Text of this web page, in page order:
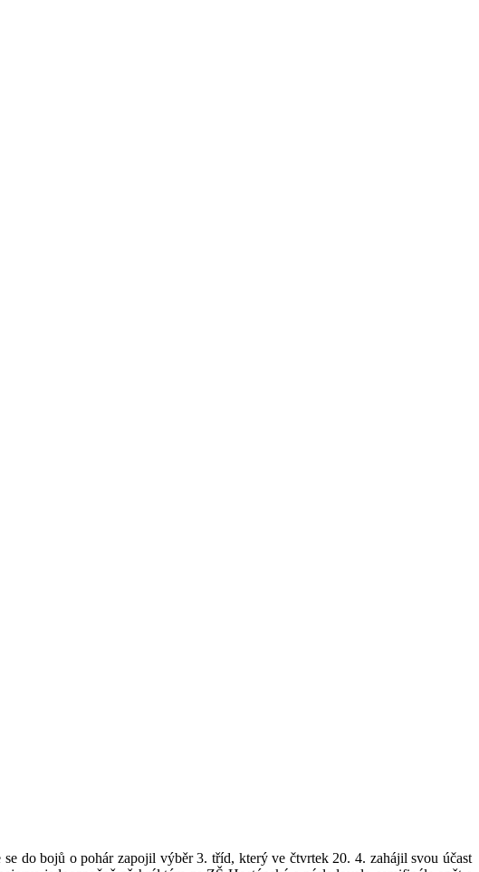
do bojů o pohár zapojil výběr 3. tříd, který ve čtvrtek 20. 4. zahájil svou účast